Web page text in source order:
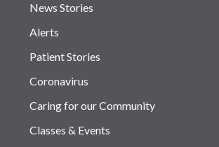
News Stories
Alerts
Patient Stories
Coronavirus
Caring for our Community
Classes & Events